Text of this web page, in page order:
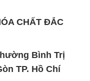
TP. Hồ Chí